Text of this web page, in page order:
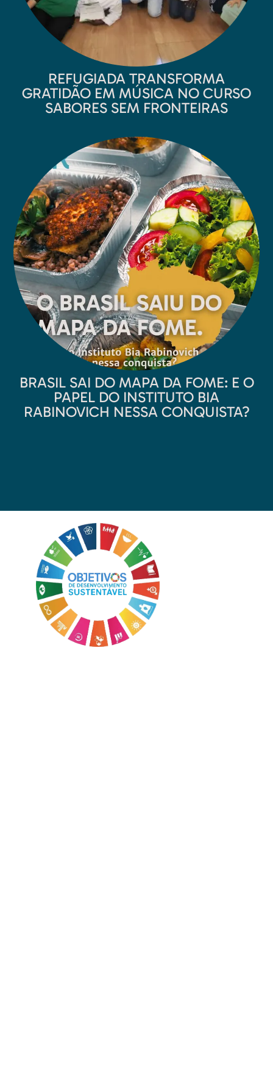
REFUGIADA TRANSFORMA
GRATIDÃO EM MÚSICA NO CURSO
SABORES SEM FRONTEIRAS
BRASIL SAI DO MAPA DA FOME: E O
PAPEL DO INSTITUTO BIA
RABINOVICH NESSA CONQUISTA?